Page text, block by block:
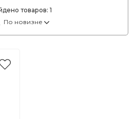
товаров: 1